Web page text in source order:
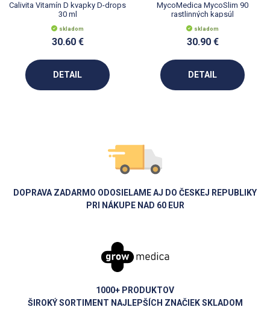
Calivita Vitamín D kvapky D-drops
30 ml
skladom
30.60 €
DETAIL
MycoMedica MycoSlim 90
rastlinných kapsúl
skladom
30.90 €
DETAIL
DOPRAVA ZADARMO ODOSIELAME AJ DO ČESKEJ REPUBLIKY
PRI NÁKUPE NAD 60 EUR
1000+ PRODUKTOV
ŠIROKÝ SORTIMENT NAJLEPŠÍCH ZNAČIEK SKLADOM